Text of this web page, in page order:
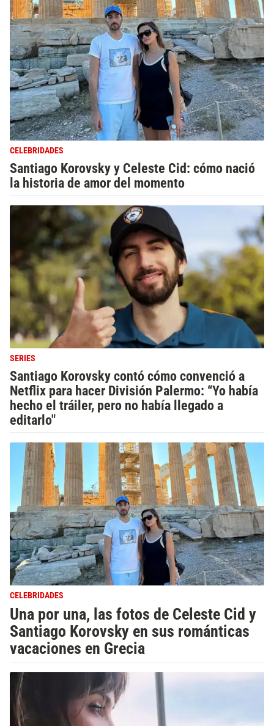
CELEBRIDADES
Santiago Korovsky y Celeste Cid: cómo nació
la historia de amor del momento
SERIES
Santiago Korovsky contó cómo convenció a
Netflix para hacer División Palermo: “Yo había
hecho el tráiler, pero no había llegado a
editarlo"
CELEBRIDADES
Una por una, las fotos de Celeste Cid y
Santiago Korovsky en sus románticas
vacaciones en Grecia